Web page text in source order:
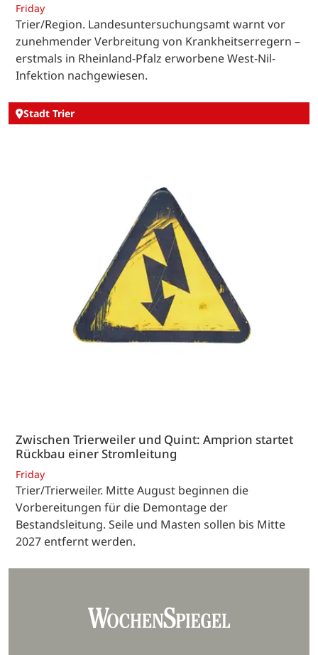
Friday
Trier/Region. Landesuntersuchungsamt warnt vor
zunehmender Verbreitung von Krankheitserregern –
erstmals in Rheinland-Pfalz erworbene West-Nil-
Infektion nachgewiesen.
Stadt Trier
Zwischen Trierweiler und Quint: Amprion startet
Rückbau einer Stromleitung
Friday
Trier/Trierweiler. Mitte August beginnen die
Vorbereitungen für die Demontage der
Bestandsleitung. Seile und Masten sollen bis Mitte
2027 entfernt werden.